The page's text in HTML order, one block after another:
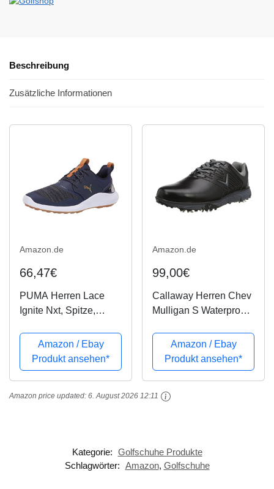
Beschreibung
Zusätzliche Informationen
Amazon.de
66,47€
PUMA Herren Lace
Ignite Nxt, Spitze,
Weiß, 43 EU
Amazon / Ebay
Produkt ansehen*
Amazon.de
99,00€
Callaway Herren Chev
Mulligan S Waterproof
Golfschuhe, Schwarz
(Black Black), 43 EU
Amazon / Ebay
Produkt ansehen*
Amazon price updated: 6. August 2026 12:11
Kategorie: Golfschuhe Produkte
Schlagwörter: Amazon, Golfschuhe